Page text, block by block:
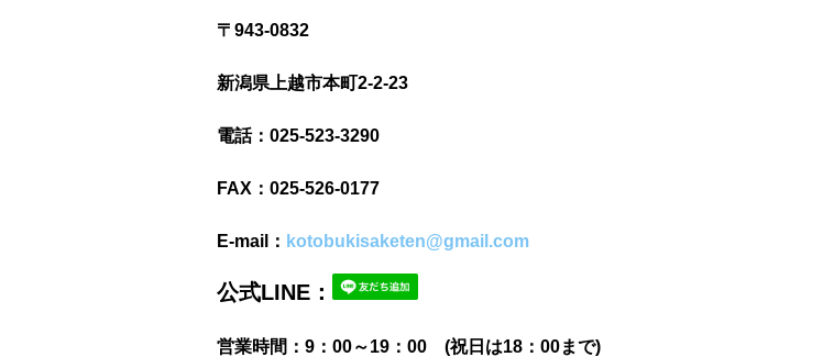
〒943-0832
新潟県上越市本町2-2-23
電話：025-523-3290
FAX：025-526-0177
E-mail： kotobukisaketen@gmail.com
公式LINE：
営業時間：9：00～19：00 (祝日は18：00まで)